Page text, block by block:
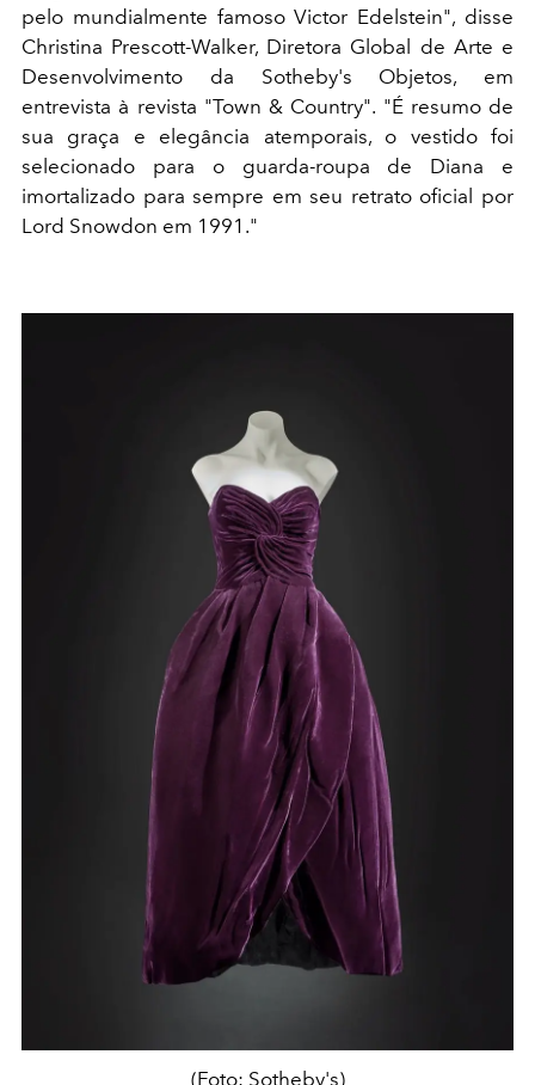
pelo mundialmente famoso Victor Edelstein", disse
Christina Prescott-Walker, Diretora Global de Arte e
Desenvolvimento da Sotheby's Objetos, em
entrevista à revista "Town & Country". "É resumo de
sua graça e elegância atemporais, o vestido foi
selecionado para o guarda-roupa de Diana e
imortalizado para sempre em seu retrato oficial por
Lord Snowdon em 1991."
(Foto: Sotheby's)